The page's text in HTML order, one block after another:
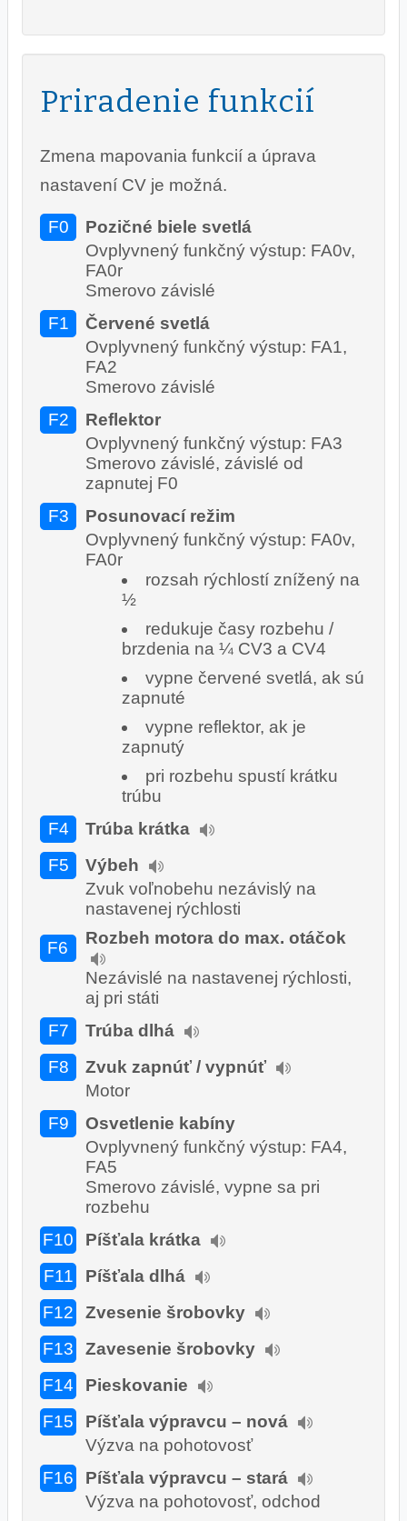
Priradenie funkcií
Zmena mapovania funkcií a úprava
nastavení CV je možná.
F0
Pozičné biele svetlá
Ovplyvnený funkčný výstup: FA0v,
FA0r
Smerovo závislé
F1
Červené svetlá
Ovplyvnený funkčný výstup: FA1,
FA2
Smerovo závislé
F2
Reflektor
Ovplyvnený funkčný výstup: FA3
Smerovo závislé, závislé od
zapnutej F0
F3
Posunovací režim
Ovplyvnený funkčný výstup: FA0v,
FA0r
rozsah rýchlostí znížený na
½
redukuje časy rozbehu /
brzdenia na ¼ CV3 a CV4
vypne červené svetlá, ak sú
zapnuté
vypne reflektor, ak je
zapnutý
pri rozbehu spustí krátku
trúbu
F4
Trúba krátka
F5
Výbeh
Zvuk voľnobehu nezávislý na
nastavenej rýchlosti
F6
Rozbeh motora do max. otáčok
Nezávislé na nastavenej rýchlosti,
aj pri státi
F7
Trúba dlhá
F8
Zvuk zapnúť / vypnúť
Motor
F9
Osvetlenie kabíny
Ovplyvnený funkčný výstup: FA4,
FA5
Smerovo závislé, vypne sa pri
rozbehu
F10
Píšťala krátka
F11
Píšťala dlhá
F12
Zvesenie šrobovky
F13
Zavesenie šrobovky
F14
Pieskovanie
F15
Píšťala výpravcu – nová
Výzva na pohotovosť
F16
Píšťala výpravcu – stará
Výzva na pohotovosť, odchod